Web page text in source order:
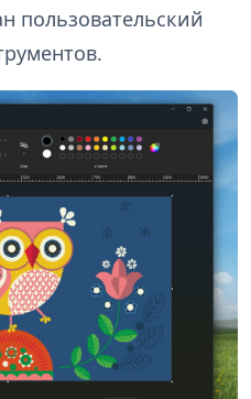
пользовательский